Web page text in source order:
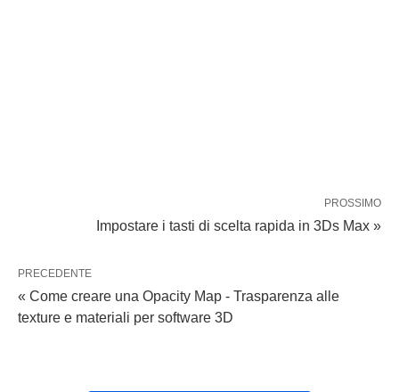
PROSSIMO
Impostare i tasti di scelta rapida in 3Ds Max »
PRECEDENTE
« Come creare una Opacity Map - Trasparenza alle
texture e materiali per software 3D